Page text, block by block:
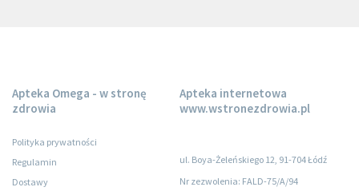
Apteka Omega - w stronę
zdrowia
Polityka prywatności
Regulamin
Dostawy
Apteka internetowa
www.wstronezdrowia.pl
ul. Boya-Żeleńskiego 12, 91-704 Łódź
Nr zezwolenia: FALD-75/A/94